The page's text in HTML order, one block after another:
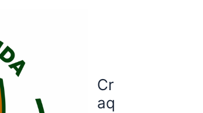
Cr
aq